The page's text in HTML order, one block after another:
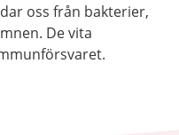
oss från bakterier,
De vita